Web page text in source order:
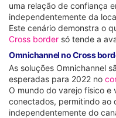
uma relação de confiança
independentemente da
Este cenário demonstra o
Cross border só tende a
Omnichannel no Cross
As soluções Omnichannel
esperadas para 2022 no
O mundo do varejo físico
conectados, permitindo ao
independentemente do